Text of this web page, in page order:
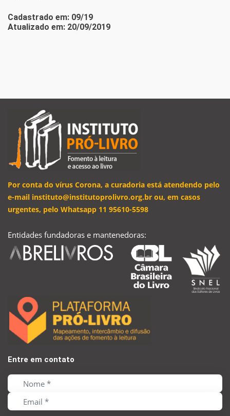
Cadastrado em: 09/19
Atualizado em: 20/09/2019
Por conta do vírus Corona, a curadoria está atendendo pelo
e-mail instituto@institutoprolivro.org.br ou, em casos
urgentes, pelo Whatsapp 11 95610-5598
Entidades fundadoras e mantenedoras:
Entre em contato